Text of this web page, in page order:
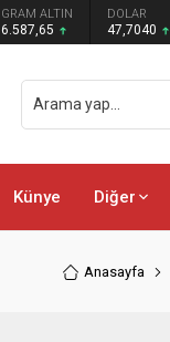
GRAM ALTIN
6.587,65
DOLAR
47,7040
Künye Diğer
Anasayfa